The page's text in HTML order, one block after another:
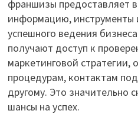
франшизы предоставляет
информацию, инструменты
успешного ведения
получают доступ к
маркетинговой стратегии,
процедурам, контактам
другому. Это значительно
шансы на успех.